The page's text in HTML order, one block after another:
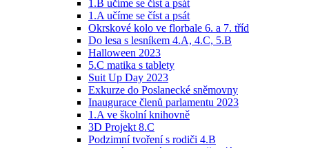
1.B učíme se číst a psát
1.A učíme se číst a psát
Okrskové kolo ve florbale 6. a 7. tříd
Do lesa s lesníkem 4.A, 4.C, 5.B
Halloween 2023
5.C matika s tablety
Suit Up Day 2023
Exkurze do Poslanecké sněmovny
Inaugurace členů parlamentu 2023
1.A ve školní knihovně
3D Projekt 8.C
Podzimní tvoření s rodiči 4.B